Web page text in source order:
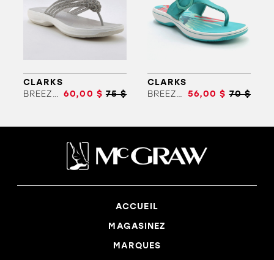
CLARKS
BREEZE GEM 60,00 $ 75 $
CLARKS
BREEZE COVE 56,00 $ 70 $
ACCUEIL
MAGASINEZ
MARQUES